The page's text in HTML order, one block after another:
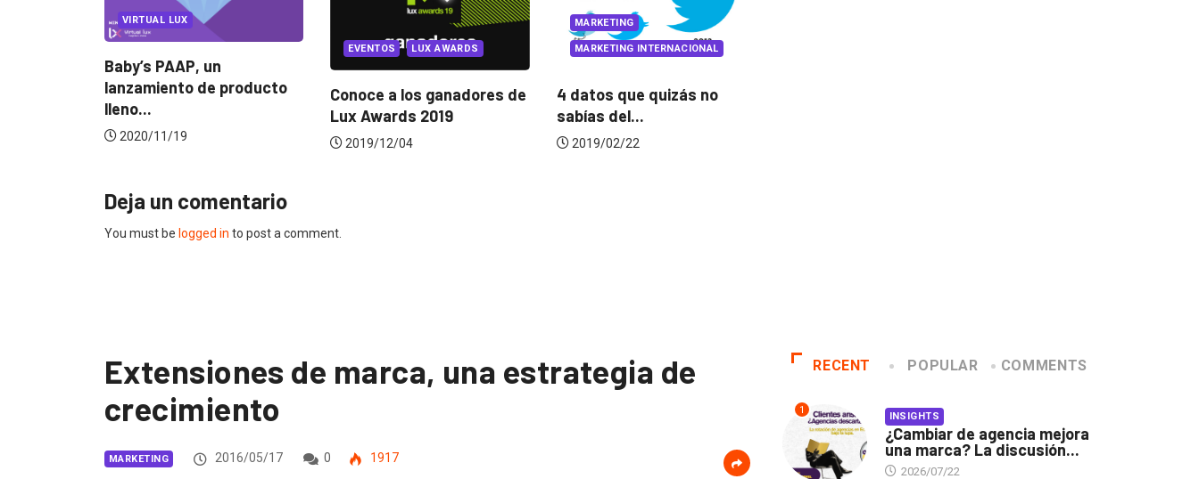
Conoce a los ganadores de
Lux Awards 2019
2019/12/04
MARKETING INTERNACIONAL
4 datos que quizás no
sabías del...
2019/02/22
VIRTUAL LUX
lanzamiento de producto
lleno...
2020/11/19
Deja un comentario
You must be logged in to post a comment.
Extensiones de marca, una estrategia de
crecimiento
MARKETING 2016/05/17 0 1917
RECENT POPULAR COMMENTS
1 INSIGHTS
¿Cambiar de agencia mejora
una marca? La discusión...
2026/07/22